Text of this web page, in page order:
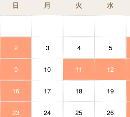
日 月 火 水
2 3 4 5
9 10 11 12
16 17 18 19
23 24 25 26